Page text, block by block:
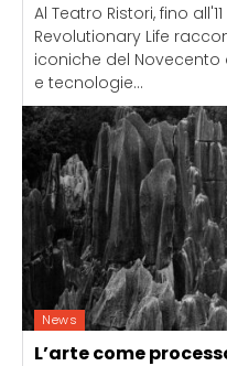
Al Teatro Ristori, fino
Revolutionary Life
iconiche del
e tecnologie...
News
L’arte come